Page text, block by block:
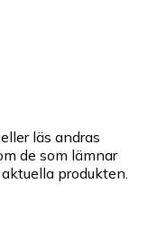
läs andras
de som lämnar
produkten.